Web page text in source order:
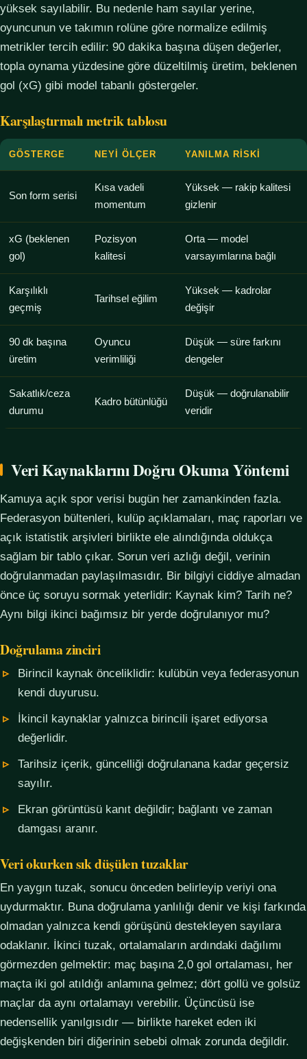
yüksek sayılabilir. Bu nedenle ham sayılar yerine,
oyuncunun ve takımın rolüne göre normalize edilmiş
metrikler tercih edilir: 90 dakika başına düşen değerler,
topla oynama yüzdesine göre düzeltilmiş üretim, beklenen
gol (xG) gibi model tabanlı göstergeler.
Karşılaştırmalı metrik tablosu
GÖSTERGE NEYI ÖLÇER YANILMA RISKI
Son form serisi
Kısa vadeli
momentum
Yüksek — rakip kalitesi
gizlenir
xG (beklenen
gol)
Pozisyon
kalitesi
Orta — model
varsayımlarına bağlı
Karşılıklı
geçmiş
Tarihsel eğilim
Yüksek — kadrolar
değişir
90 dk başına
üretim
Oyuncu
verimliliği
Düşük — süre farkını
dengeler
Sakatlık/ceza
durumu
Kadro bütünlüğü
Düşük — doğrulanabilir
veridir
Veri Kaynaklarını Doğru Okuma Yöntemi
Kamuya açık spor verisi bugün her zamankinden fazla.
Federasyon bültenleri, kulüp açıklamaları, maç raporları ve
açık istatistik arşivleri birlikte ele alındığında oldukça
sağlam bir tablo çıkar. Sorun veri azlığı değil, verinin
doğrulanmadan paylaşılmasıdır. Bir bilgiyi ciddiye almadan
önce üç soruyu sormak yeterlidir: Kaynak kim? Tarih ne?
Aynı bilgi ikinci bağımsız bir yerde doğrulanıyor mu?
Doğrulama zinciri
Birincil kaynak önceliklidir: kulübün veya federasyonun
kendi duyurusu.
İkincil kaynaklar yalnızca birincili işaret ediyorsa
değerlidir.
Tarihsiz içerik, güncelliği doğrulanana kadar geçersiz
sayılır.
Ekran görüntüsü kanıt değildir; bağlantı ve zaman
damgası aranır.
Veri okurken sık düşülen tuzaklar
En yaygın tuzak, sonucu önceden belirleyip veriyi ona
uydurmaktır. Buna doğrulama yanlılığı denir ve kişi farkında
olmadan yalnızca kendi görüşünü destekleyen sayılara
odaklanır. İkinci tuzak, ortalamaların ardındaki dağılımı
görmezden gelmektir: maç başına 2,0 gol ortalaması, her
maçta iki gol atıldığı anlamına gelmez; dört gollü ve golsüz
maçlar da aynı ortalamayı verebilir. Üçüncüsü ise
nedensellik yanılgısıdır — birlikte hareket eden iki
değişkenden biri diğerinin sebebi olmak zorunda değildir.